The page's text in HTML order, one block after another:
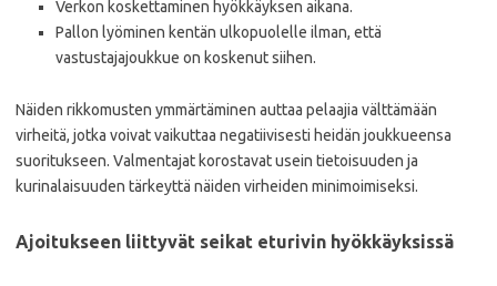
Verkon koskettaminen hyökkäyksen aikana.
Pallon lyöminen kentän ulkopuolelle ilman, että
vastustajajoukkue on koskenut siihen.
Näiden rikkomusten ymmärtäminen auttaa pelaajia välttämään
virheitä, jotka voivat vaikuttaa negatiivisesti heidän joukkueensa
suoritukseen. Valmentajat korostavat usein tietoisuuden ja
kurinalaisuuden tärkeyttä näiden virheiden minimoimiseksi.
Ajoitukseen liittyvät seikat eturivin hyökkäyksissä